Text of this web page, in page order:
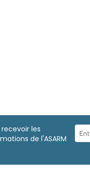
recevoir les
de l'ASARM